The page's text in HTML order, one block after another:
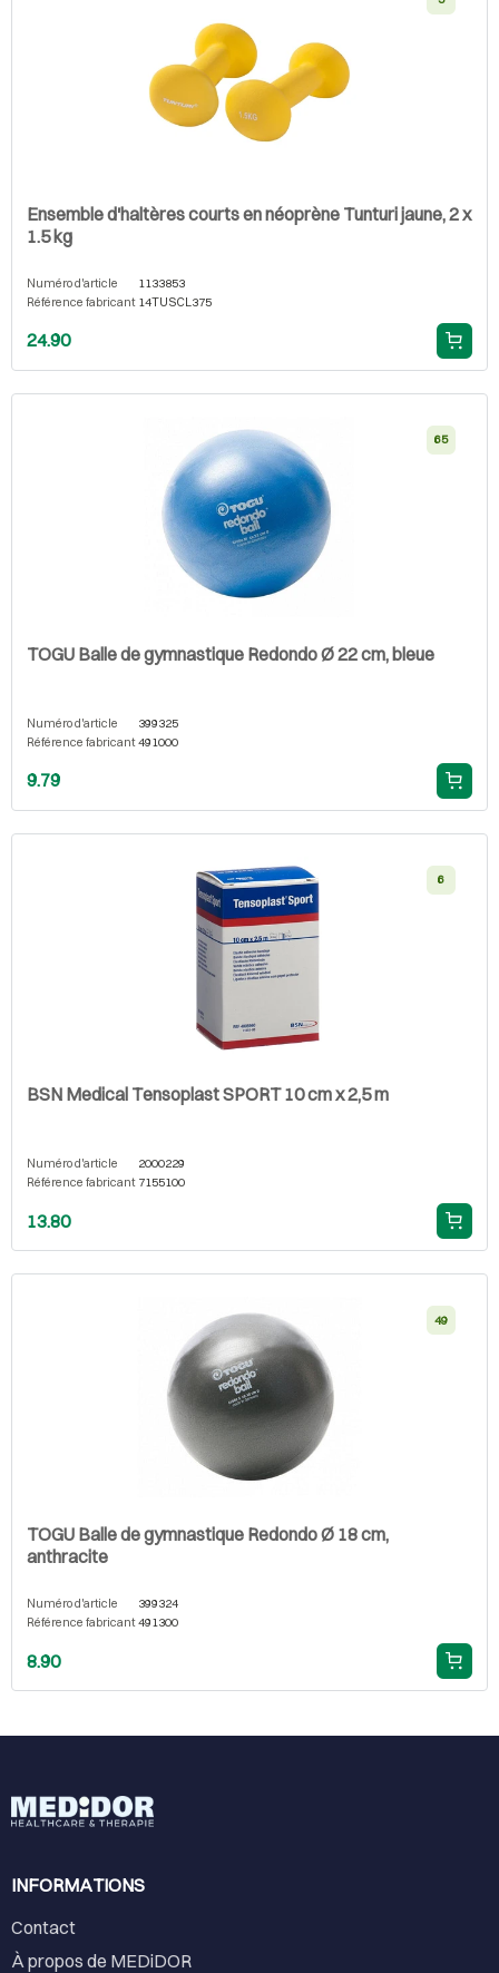
Ensemble d'haltères courts en néoprène Tunturi jaune, 2 x
1.5 kg
Numéro d'article
1133853
Référence fabricant 14TUSCL375
24.90
65
TOGU Balle de gymnastique Redondo Ø 22 cm, bleue
Numéro d'article
399325
Référence fabricant 491000
9.79
6
BSN Medical Tensoplast SPORT 10 cm x 2,5 m
Numéro d'article
2000229
Référence fabricant 7155100
13.80
49
TOGU Balle de gymnastique Redondo Ø 18 cm,
anthracite
Numéro d'article
399324
Référence fabricant 491300
8.90
INFORMATIONS
Contact
À propos de MEDiDOR